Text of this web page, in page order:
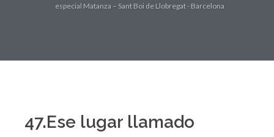
especial Matanza – Sant Boi de Llobregat - Barcelona
47.Ese lugar llamado